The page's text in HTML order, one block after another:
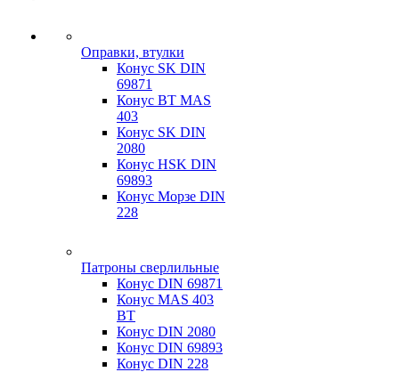
Оправки, втулки
Конус SK DIN
69871
Конус BT MAS
403
Конус SK DIN
2080
Конус HSK DIN
69893
Конус Морзе DIN
228
Патроны сверлильные
Конус DIN 69871
Конус MAS 403
BT
Конус DIN 2080
Конус DIN 69893
Конус DIN 228